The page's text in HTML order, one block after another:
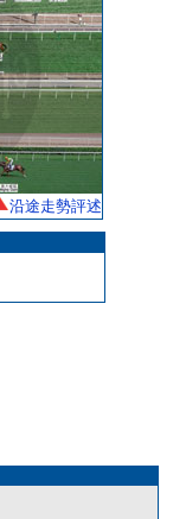
沿途走勢評述